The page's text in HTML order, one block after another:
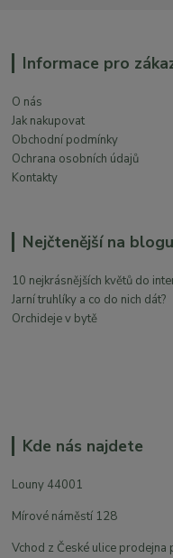
Informace pro
O nás
Jak nakupovat
Obchodní podmínky
Ochrana osobních údajů
Kontakty
Nejčtenější na blogu
10 nejkrásnějších květů do
Jarní truhlíky a co do nich dát?
Orchideje v bytě
Kde nás najdete
Louny 44001
Mírové náměstí 128
Vchod z České ulice prodejna